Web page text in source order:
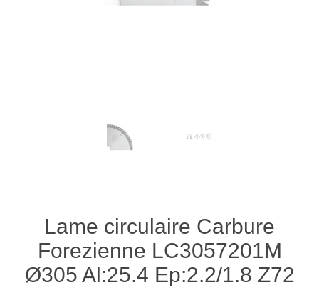
Lame circulaire Carbure
Forezienne LC3057201M
Ø305 Al:25.4 Ep:2.2/1.8 Z72